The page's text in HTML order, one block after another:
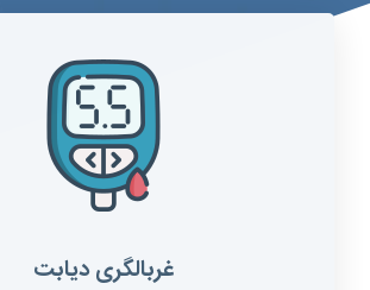
غربالگری دیابت